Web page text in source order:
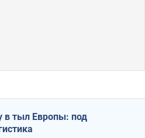
в тыл Европы: под